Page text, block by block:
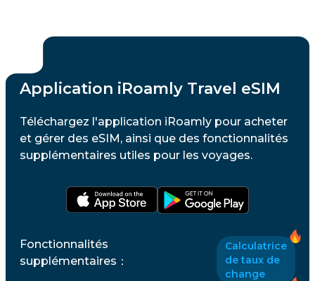
Application iRoamly Travel eSIM
Téléchargez l'application iRoamly pour acheter
et gérer des eSIM, ainsi que des fonctionnalités
supplémentaires utiles pour les voyages.
Fonctionnalités
supplémentaires ：
Calculatrice
de taux de
change